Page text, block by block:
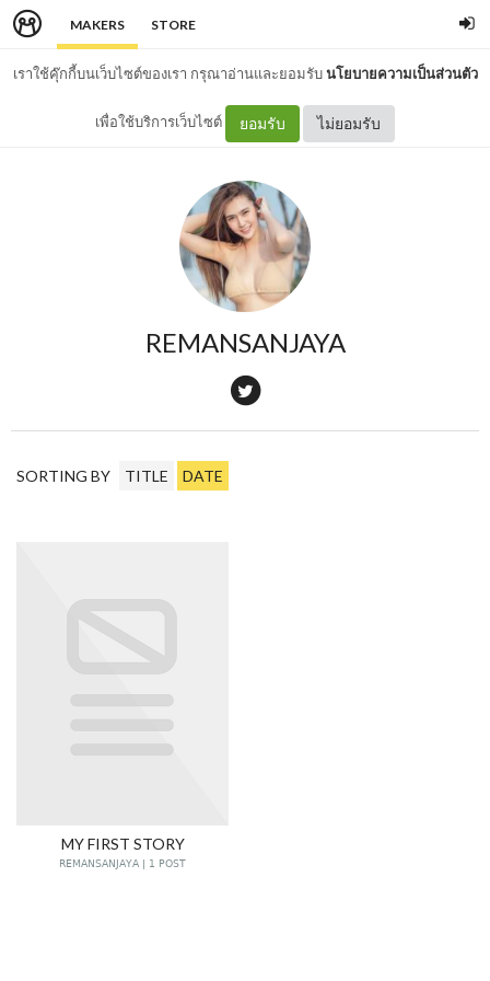
MAKERS STORE
เราใช้คุ๊กกี้บนเว็บไซต์ของเรา กรุณาอ่านและยอมรับนโยบายความเป็นส่วนตัว
เพื่อใช้บริการเว็บไซต์ ยอมรับ ไม่ยอมรับ
REMANSANJAYA
SORTING BY TITLE DATE
MY FIRST STORY
REMANSANJAYA | 1 POST